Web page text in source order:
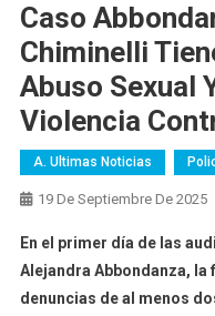
Caso
Chiminelli
Abuso Sexual
Violencia
A. Ultimas Noticias
19 De Septiembre De 2025
En el primer día de las
Alejandra Abbondanza,
denuncias de al menos